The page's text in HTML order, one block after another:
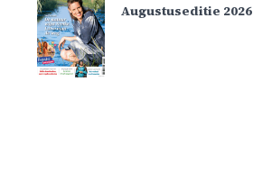
Augustuseditie 2026